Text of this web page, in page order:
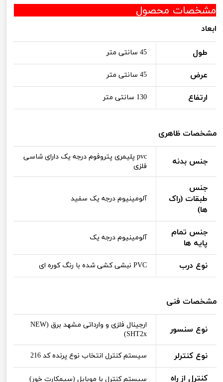
مشخصات محصول
ابعاد
طول 45 سانتی متر
عرض 45 سانتی متر
ارتفاع 130 سانتی متر
مشخصات ظاهری
جنس بدنه
pvc پلیمری پتروفوم درجه یک دارای شاسی
فلزی
جنس
طبقات (راک
ها)
آلومینیوم درجه یک سفید
جنس تمام
پایه ها
آلومینیوم درجه یک
نوع درب PVC نبشی کشی شده با رنگ کوره ای
مشخصات فنی
نوع سنسور
ارجینال فلزی و وارداتی مشهد برق (NEW
SHT2x)
نوع کنترلر سیستم کنترل انتخاب نوع پرنده کد 216
کنترل از راه
سیستم کنترل با موبایل (سیمکارت خور)